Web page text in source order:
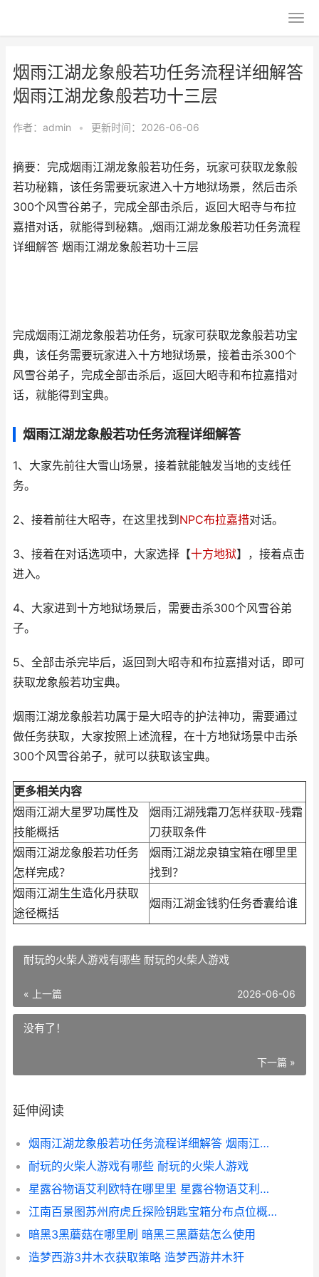
烟雨江湖龙象般若功任务流程详细解答
烟雨江湖龙象般若功十三层
作者： admin • 更新时间：2026-06-06
摘要：完成烟雨江湖龙象般若功任务，玩家可获取龙象般
若功秘籍，该任务需要玩家进入十方地狱场景，然后击杀
300个风雪谷弟子，完成全部击杀后，返回大昭寺与布拉
嘉措对话，就能得到秘籍。,烟雨江湖龙象般若功任务流程
详细解答 烟雨江湖龙象般若功十三层
完成烟雨江湖龙象般若功任务，玩家可获取龙象般若功宝
典，该任务需要玩家进入十方地狱场景，接着击杀300个
风雪谷弟子，完成全部击杀后，返回大昭寺和布拉嘉措对
话，就能得到宝典。
烟雨江湖龙象般若功任务流程详细解答
1、大家先前往大雪山场景，接着就能触发当地的支线任
务。
2、接着前往大昭寺，在这里找到 NPC布拉嘉措对话。
3、接着在对话选项中，大家选择【十方地狱】，接着点击
进入。
4、大家进到十方地狱场景后，需要击杀300个风雪谷弟
子。
5、全部击杀完毕后，返回到大昭寺和布拉嘉措对话，即可
获取龙象般若功宝典。
烟雨江湖龙象般若功属于是大昭寺的护法神功，需要通过
做任务获取，大家按照上述流程，在十方地狱场景中击杀
300个风雪谷弟子，就可以获取该宝典。
更多相关内容
烟雨江湖大星罗功属性及
技能概括
烟雨江湖残霜刀怎样获取-残霜
刀获取条件
烟雨江湖龙象般若功任务
怎样完成？
烟雨江湖龙泉镇宝箱在哪里里
找到？
烟雨江湖生生造化丹获取
途径概括
烟雨江湖金钱豹任务香囊给谁
耐玩的火柴人游戏有哪些 耐玩的火柴人游戏
« 上一篇 2026-06-06
没有了！
下一篇 »
延伸阅读
烟雨江湖龙象般若功任务流程详细解答 烟雨江湖龙象般若功十三层
耐玩的火柴人游戏有哪些 耐玩的火柴人游戏
星露谷物语艾利欧特在哪里里 星露谷物语艾利欧特家锁住了
江南百景图苏州府虎丘探险钥匙宝箱分布点位概括 江南百景图苏州芙蓉坞木质路灯
暗黑3黑蘑菇在哪里刷 暗黑三黑蘑菇怎么使用
造梦西游3井木衣获取策略 造梦西游井木犴